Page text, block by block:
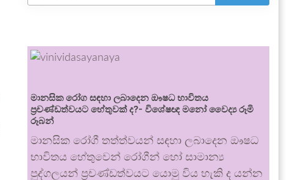
මානසික රෝග සඳහා ලබාදෙන ඖෂධ භාවිතය
ප්‍රචණ්ඩත්වයට හේතුවක් ද?- විශේෂඥ මනෝ වෛද්‍ය රූමි
රූබන්
මානසික රෝගී තත්ත්වයන් සඳහා ලබාදෙන ඖෂධ
භාවිතය හේතුවෙන් රෝගීන් හෝ සාමාන්‍ය
පුද්ගලයන් ප්‍රචණ්ඩත්වයට යොමු විය හැකි ද යන්න